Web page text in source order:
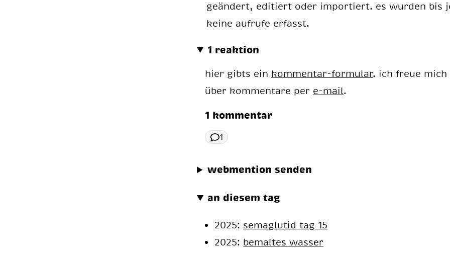
geändert, editiert oder importiert. es wurden bis
keine aufrufe erfasst.
1 reaktion
hier gibts ein kommentar-formular. ich freue mich
über kommentare per e-mail.
1 kommentar
1
webmention senden
an diesem tag
2025: semaglutid tag 15
2025: be­mal­tes was­ser